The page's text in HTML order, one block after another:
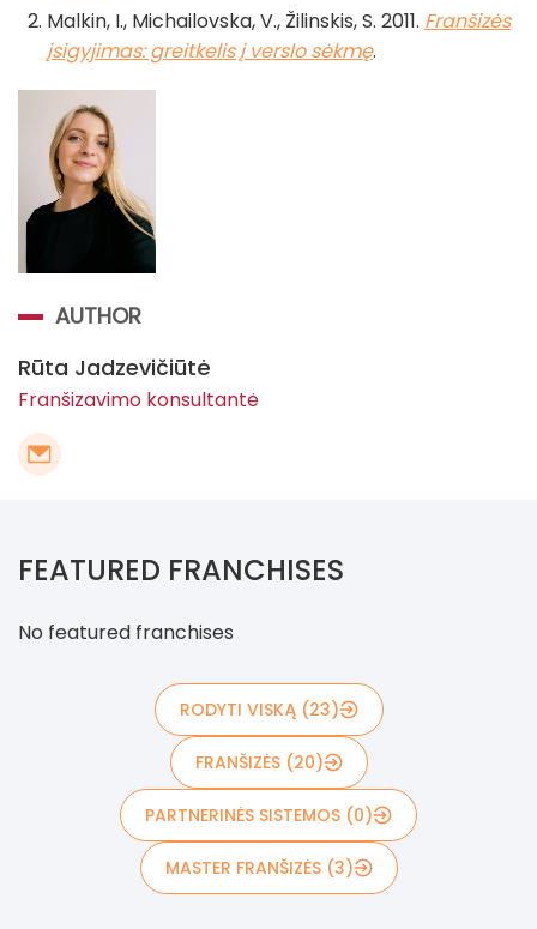
Malkin, I., Michailovska, V., Žilinskis, S. 2011. Franšizės
įsigyjimas: greitkelis į verslo sėkmę.
AUTHOR
Rūta Jadzevičiūtė
Franšizavimo konsultantė
FEATURED FRANCHISES
No featured franchises
RODYTI VISKĄ (23)
FRANŠIZĖS (20)
PARTNERINĖS SISTEMOS (0)
MASTER FRANŠIZĖS (3)